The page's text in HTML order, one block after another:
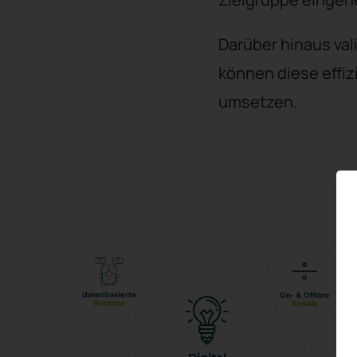
Darüber hinaus
können diese
umsetzen.